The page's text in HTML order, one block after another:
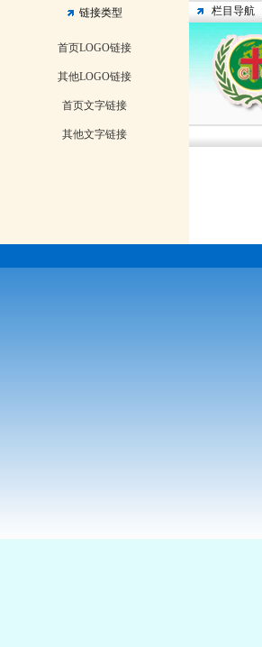
链接类型
首页LOGO链接
其他LOGO链接
首页文字链接
其他文字链接
栏目导航